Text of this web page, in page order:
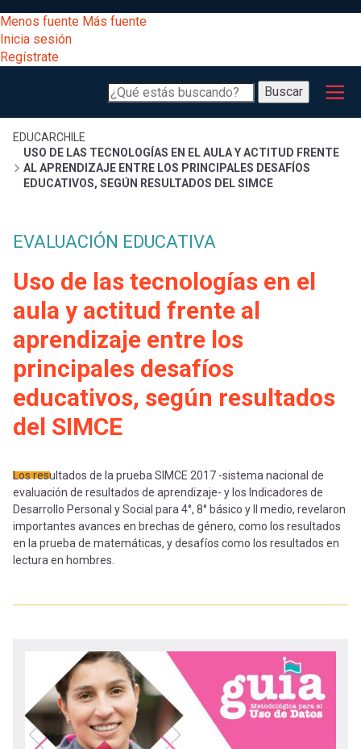
al
contenido
principal
[Educarchile
Escritorio]
Menú
entrar
a
mi
cuenta
Menos fuente Más fuente
Inicia sesión
Regístrate
Buscar
Buscar
Menú
principal
Desarrollo
Expand
Gestión
curricular
Expand
Expand
Expand
[Educarchile
Mobile]
Menú
entrar
a
mi
cuenta
Inicia
Regístrate
Sobrescribir
enlaces
de
ayuda
a
la
navegación
EDUCARCHILE
USO DE LAS TECNOLOGÍAS EN EL AULA Y ACTITUD FRENTE
AL APRENDIZAJE ENTRE LOS PRINCIPALES DESAFÍOS
EDUCATIVOS, SEGÚN RESULTADOS DEL SIMCE
EVALUACIÓN EDUCATIVA
Uso de las tecnologías en el
aula y actitud frente al
aprendizaje entre los
principales desafíos
educativos, según resultados
del SIMCE
Los resultados de la prueba SIMCE 2017 -sistema nacional de
evaluación de resultados de aprendizaje- y los Indicadores de
Desarrollo Personal y Social para 4°, 8° básico y II medio, revelaron
importantes avances en brechas de género, como los resultados
en la prueba de matemáticas, y desafíos como los resultados en
lectura en hombres.